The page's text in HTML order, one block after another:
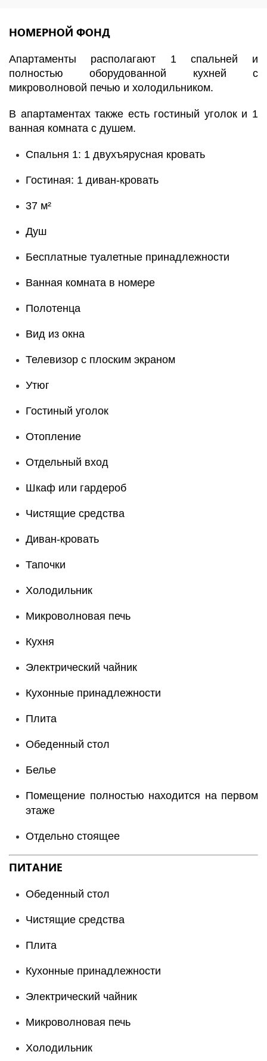
НОМЕРНОЙ ФОНД
Апартаменты располагают 1 спальней и
полностью оборудованной кухней с
микроволновой печью и холодильником.
В апартаментах также есть гостиный уголок и 1
ванная комната с душем.
Спальня 1: 1 двухъярусная кровать
Гостиная: 1 диван-кровать
37 м²
Душ
Бесплатные туалетные принадлежности
Ванная комната в номере
Полотенца
Вид из окна
Телевизор с плоским экраном
Утюг
Гостиный уголок
Отопление
Отдельный вход
Шкаф или гардероб
Чистящие средства
Диван-кровать
Тапочки
Холодильник
Микроволновая печь
Кухня
Электрический чайник
Кухонные принадлежности
Плита
Обеденный стол
Белье
Помещение полностью находится на первом
этаже
Отдельно стоящее
ПИТАНИЕ
Обеденный стол
Чистящие средства
Плита
Кухонные принадлежности
Электрический чайник
Микроволновая печь
Холодильник